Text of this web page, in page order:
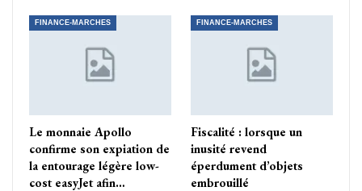
FINANCE-MARCHES
Le monnaie Apollo
confirme son expiation de
la entourage légère low-
cost easyJet afin…
FINANCE-MARCHES
Fiscalité : lorsque un
inusité revend
éperdument d’objets
embrouillé